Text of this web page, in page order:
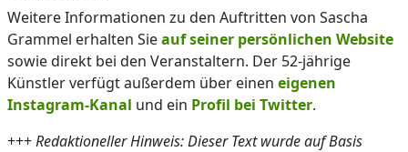
Weitere Informationen zu den Auftritten von Sascha
Grammel erhalten Sieauf seiner persönlichen Website
sowie direkt bei den Veranstaltern. Der 52-jährige
Künstler verfügt außerdem über einen eigenen
Instagram-Kanal und ein Profil bei Twitter.
+++Redaktioneller Hinweis: Dieser Text wurde auf Basis